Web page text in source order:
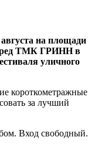
августа на площади
ТМК ГРИНН в
уличного
короткометражные
за лучший
Вход свободный.